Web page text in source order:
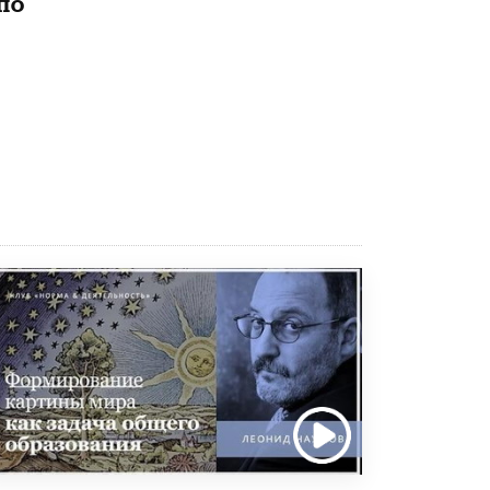
Глава СПЧ предложил вернуть в школы
устные переходные экзамены
9 ИЮНЯ /КАЧЕСТВО ОБРАЗОВАНИЯ
​Объединяя дошкольный мир
8 ИЮНЯ /АНОНС
«Сколково» и ГК «Просвещение»
анонсировали запуск акселератора
технологических решений для всех
уровней образования
8 ИЮНЯ /ЧТО ПРОИСХОДИТ?